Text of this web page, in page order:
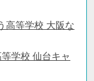
高等学校 大阪な
学校 仙台キャ